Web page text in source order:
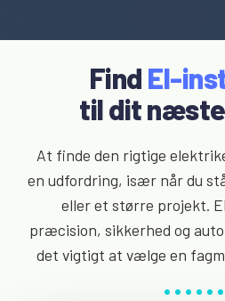
Find El-
til dit
At finde den rigtige
en udfordring, især når du
eller et større projekt.
præcision, sikkerhed og
det vigtigt at vælge en